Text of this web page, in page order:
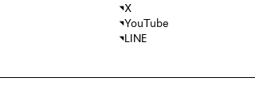
X
YouTube
LINE